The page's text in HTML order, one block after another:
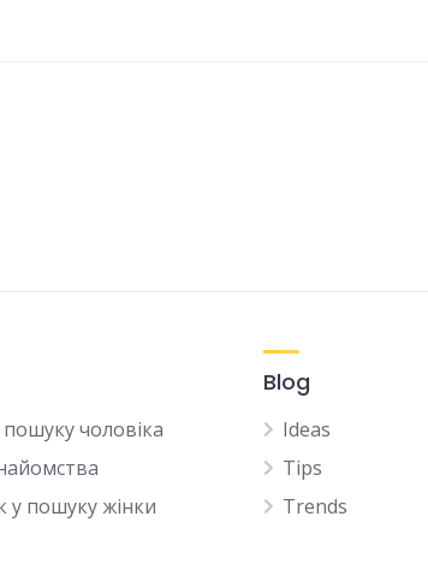
чоловіка
у пошуку жінки
Blog
Ideas
Tips
Trends